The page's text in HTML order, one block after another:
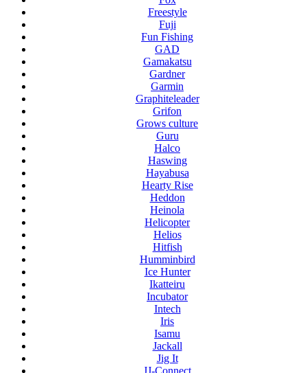
Freestyle
Fuji
Fun Fishing
GAD
Gamakatsu
Gardner
Garmin
Graphiteleader
Grifon
Grows culture
Guru
Halco
Haswing
Hayabusa
Hearty Rise
Heddon
Heinola
Helicopter
Helios
Hitfish
Humminbird
Ice Hunter
Ikatteiru
Incubator
Intech
Iris
Isamu
Jackall
Jig It
JJ-Connect